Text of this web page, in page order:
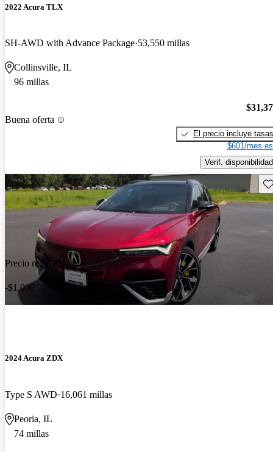
2022 Acura TLX
SH-AWD with Advance Package 53,550 millas
Collinsville, IL
96 millas
Buena oferta
El precio incluye tasas
$601/mes
Verif. disponibilidad
Precio reducido
-$1,000
2024 Acura ZDX
Type S AWD 16,061 millas
Peoria, IL
74 millas